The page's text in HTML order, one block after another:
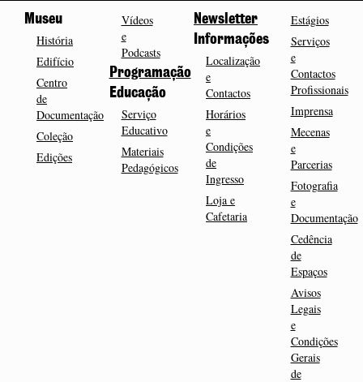
Museu
História
Edifício
Centro
de
Documentação
Coleção
Edições
Vídeos
e
Podcasts
Programação
Educação
Serviço
Educativo
Materiais
Pedagógicos
Newsletter
Informações
Localização
e
Contactos
Horários
e
Condições
de
Ingresso
Loja e
Cafetaria
Estágios
Serviços
e
Contactos
Profissionais
Imprensa
Mecenas
e
Parcerias
Fotografia
e
Documentação
Cedência
de
Espaços
Avisos
Legais
e
Condições
Gerais
de